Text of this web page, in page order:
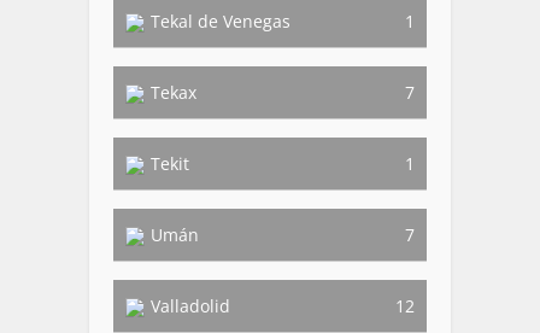
Tekal de Venegas 1
Tekax 7
Tekit 1
Umán 7
Valladolid 12